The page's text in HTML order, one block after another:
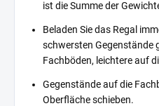
ist die Summe der
Beladen Sie das Regal
schwersten Gegenstände
Fachböden, leichtere auf
Gegenstände auf die
Oberfläche schieben.